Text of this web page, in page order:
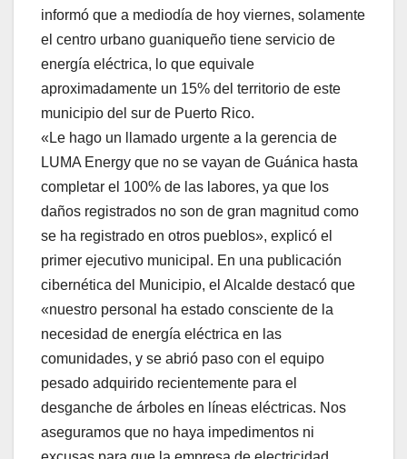
informó que a mediodía de hoy viernes, solamente
el centro urbano guaniqueño tiene servicio de
energía eléctrica, lo que equivale
aproximadamente un 15% del territorio de este
municipio del sur de Puerto Rico.
«Le hago un llamado urgente a la gerencia de
LUMA Energy que no se vayan de Guánica hasta
completar el 100% de las labores, ya que los
daños registrados no son de gran magnitud como
se ha registrado en otros pueblos», explicó el
primer ejecutivo municipal. En una publicación
cibernética del Municipio, el Alcalde destacó que
«nuestro personal ha estado consciente de la
necesidad de energía eléctrica en las
comunidades, y se abrió paso con el equipo
pesado adquirido recientemente para el
desganche de árboles en líneas eléctricas. Nos
aseguramos que no haya impedimentos ni